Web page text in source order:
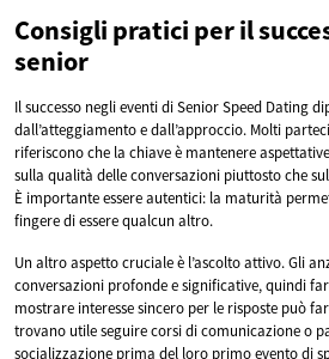
Consigli pratici per il
senior
Il successo negli eventi di Senior Speed Dating
dall’atteggiamento e dall’approccio. Molti
riferiscono che la chiave è mantenere
sulla qualità delle conversazioni piuttosto che
È importante essere autentici: la maturità
fingere di essere qualcun altro.
Un altro aspetto cruciale è l’ascolto attivo. Gli
conversazioni profonde e significative, quindi
mostrare interesse sincero per le risposte può
trovano utile seguire corsi di comunicazione o
socializzazione prima del loro primo evento di